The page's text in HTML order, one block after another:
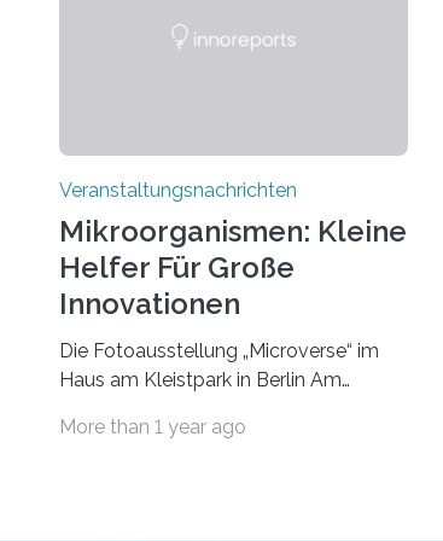
Veranstaltungsnachrichten
Mikroorganismen: Kleine
Helfer Für Große
Innovationen
Die Fotoausstellung „Microverse“ im
Haus am Kleistpark in Berlin Am
Kleistpark, Berlin-Schöneberg, die
More than 1 year ago